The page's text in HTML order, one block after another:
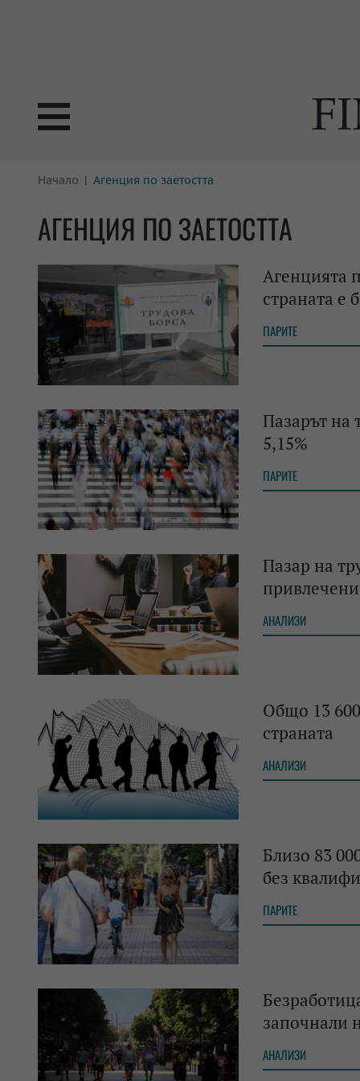
БОРСИ
КРИПТО
ПАРИТЕ
ЗАСТРАХОВАНЕ
ЕНЕРГЕТИКА
ИМОТИ
Начало Агенция по заетостта
АГЕНЦИЯ ПО ЗАЕТОСТТА
Агенцията
страната е
ПАРИТЕ
Пазарът на
5,15%
ПАРИТЕ
Пазар на
АНАЛИЗИ
Общо 13
страната
АНАЛИЗИ
Близо 83
без
ПАРИТЕ
започнали
АНАЛИЗИ